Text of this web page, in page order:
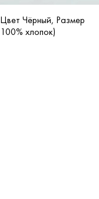
Чёрный, Размер
хлопок)